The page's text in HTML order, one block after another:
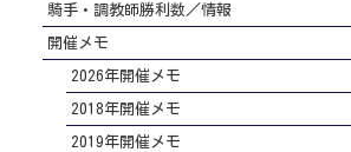
騎手・調教師勝利数／情報
開催メモ
2026年開催メモ
2018年開催メモ
2019年開催メモ